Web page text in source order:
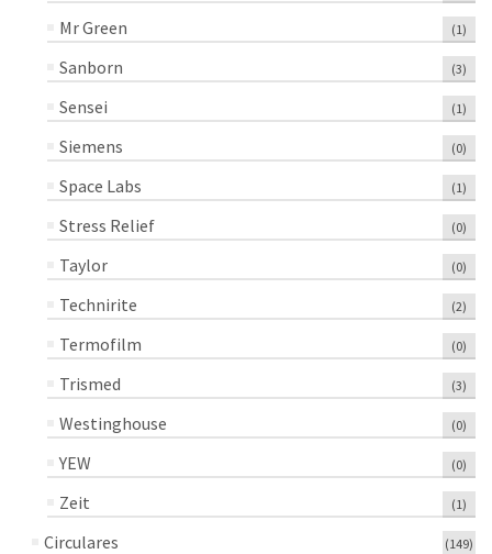
Mr Green (1)
Sanborn (3)
Sensei (1)
Siemens (0)
Space Labs (1)
Stress Relief (0)
Taylor (0)
Technirite (2)
Termofilm (0)
Trismed (3)
Westinghouse (0)
YEW (0)
Zeit (1)
Circulares (149)